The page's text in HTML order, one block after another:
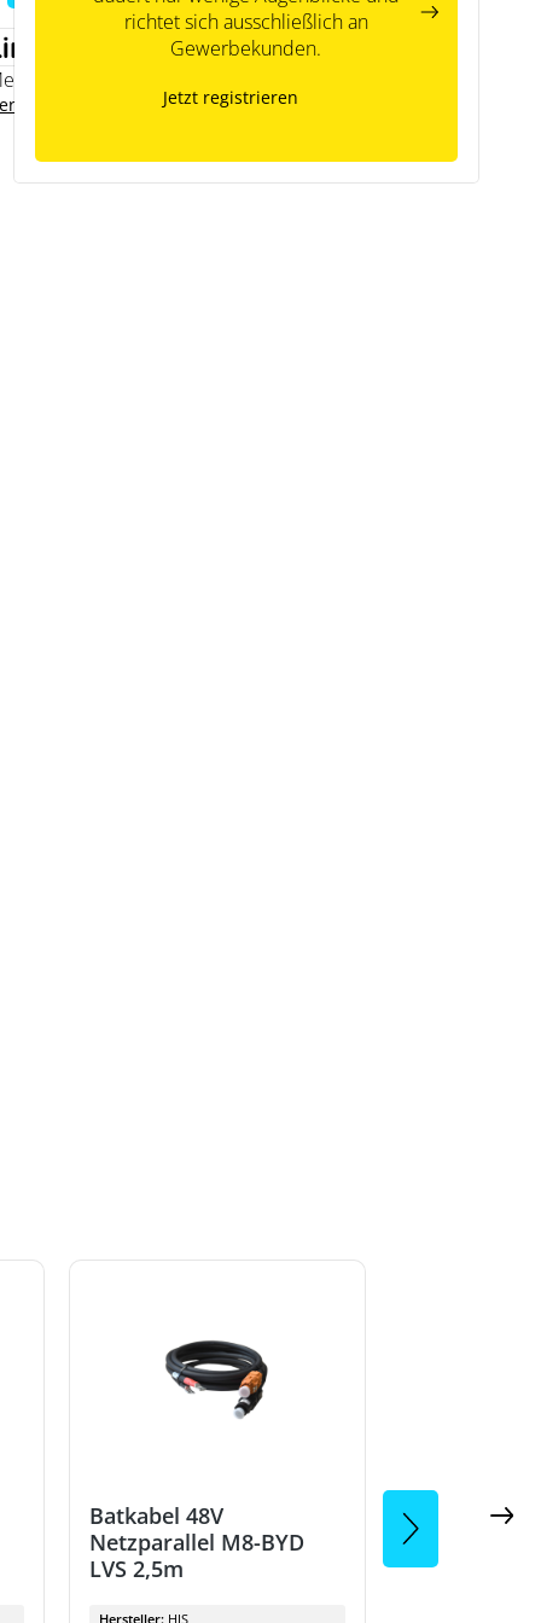
richtet sich ausschließlich an
Gewerbekunden.
Jetzt registrieren
Expertenwissen
Kontakt
Batkabel 48V
Netzparallel M8-BYD
LVS 2,5m
Hersteller: HIS
Batkabel
Netzparallel
LVS 2,5m